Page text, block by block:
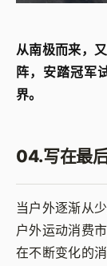
从南极而来，
阵，安踏冠军
界。
04.写在最
当户外逐渐从
户外运动消费
在不断变化的